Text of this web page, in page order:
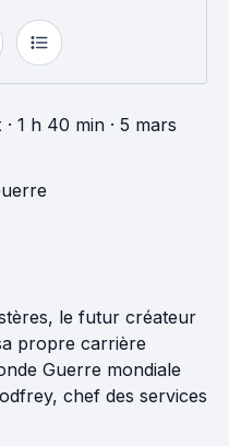
· 1 h 40 min · 5 mars
le futur créateur
propre carrière
Guerre mondiale
chef des services